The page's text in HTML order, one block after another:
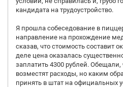
кандидата на трудоустройство.
Я прошла собеседование в
направление на прохождение
сказав, что стоимость составит
деле цена оказалась
заплатить 4300 рублей.
возместят расходы, но каким
принять в штат на официальных